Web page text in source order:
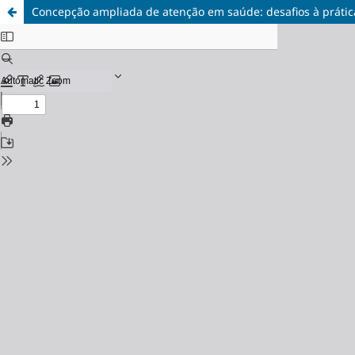
Concepção ampliada de atenção em saúde: desafios à